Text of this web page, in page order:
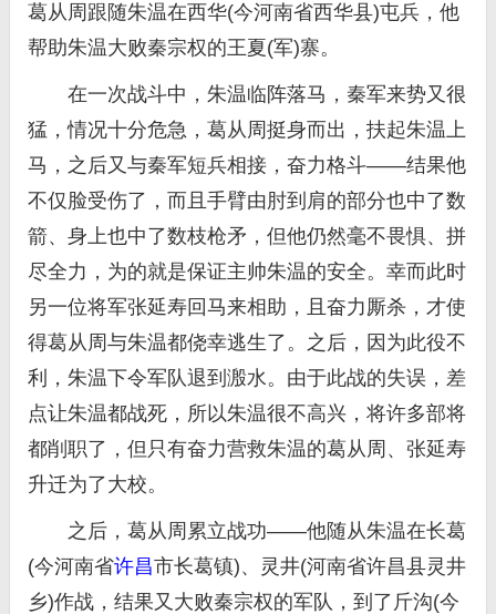
葛从周跟随朱温在西华(今河南省西华县)屯兵，他
帮助朱温大败秦宗权的王夏(军)寨。
在一次战斗中，朱温临阵落马，秦军来势又很
猛，情况十分危急，葛从周挺身而出，扶起朱温上
马，之后又与秦军短兵相接，奋力格斗——结果他
不仅脸受伤了，而且手臂由肘到肩的部分也中了数
箭、身上也中了数枝枪矛，但他仍然毫不畏惧、拼
尽全力，为的就是保证主帅朱温的安全。幸而此时
另一位将军张延寿回马来相助，且奋力厮杀，才使
得葛从周与朱温都侥幸逃生了。之后，因为此役不
利，朱温下令军队退到溵水。由于此战的失误，差
点让朱温都战死，所以朱温很不高兴，将许多部将
都削职了，但只有奋力营救朱温的葛从周、张延寿
升迁为了大校。
之后，葛从周累立战功——他随从朱温在长葛
(今河南省许昌市长葛镇)、灵井(河南省许昌县灵井
乡)作战，结果又大败秦宗权的军队，到了斤沟(今